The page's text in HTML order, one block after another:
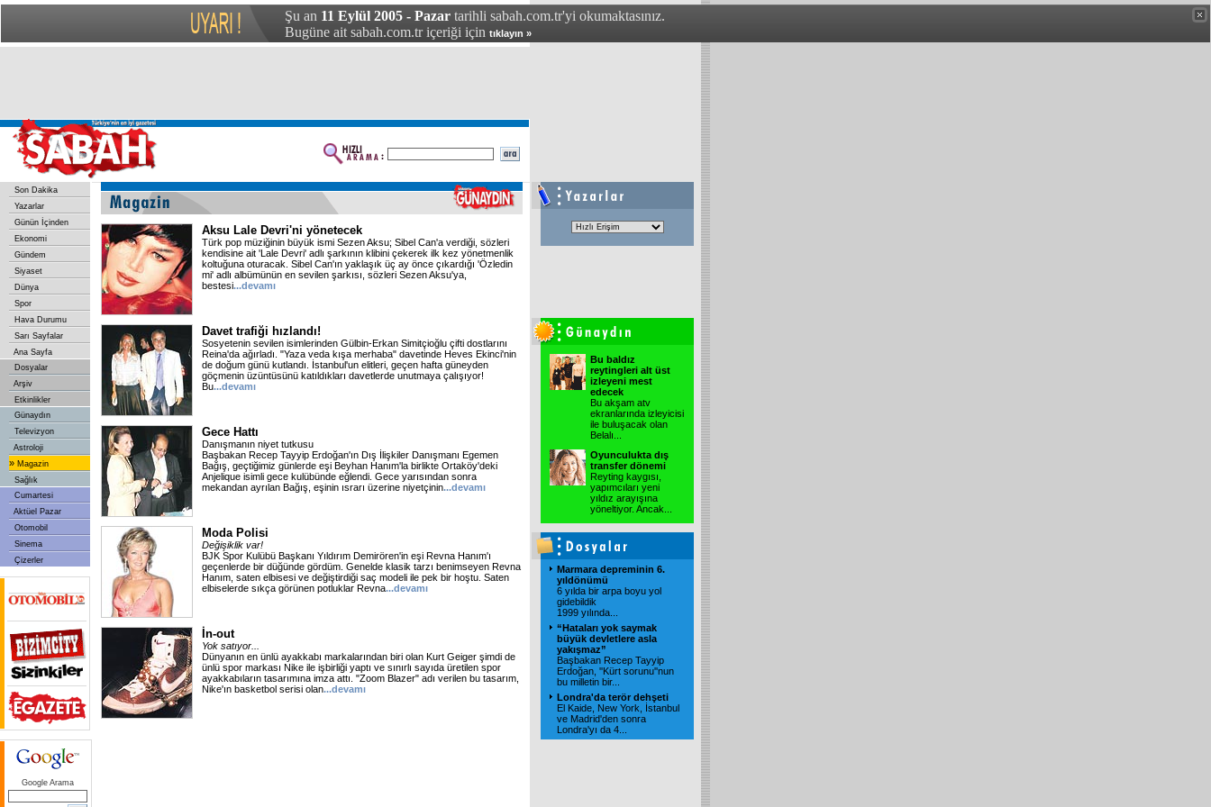
Şu an 11 Eylül 2005 - Pazar tarihli sabah.com.tr'yi okumaktasınız.
Bugüne ait sabah.com.tr içeriği için tıklayın »
Son Dakika
Yazarlar
Günün İçinden
Ekonomi
Gündem
Siyaset
Dünya
Spor
Hava Durumu
Sarı Sayfalar
Ana Sayfa
Dosyalar
Arşiv
Etkinlikler
Günaydın
Televizyon
Astroloji
» Magazin
Sağlık
Cumartesi
Aktüel Pazar
Otomobil
Sinema
Çizerler
Google Arama
Aksu Lale Devri'ni yönetecek
Türk pop müziğinin büyük ismi Sezen Aksu; Sibel Can'a verdiği, sözleri
kendisine ait 'Lale Devri' adlı şarkının klibini çekerek ilk kez yönetmenlik
koltuğuna oturacak. Sibel Can'ın yaklaşık üç ay önce çıkardığı 'Özledin
mi' adlı albümünün en sevilen şarkısı, sözleri Sezen Aksu'ya,
bestesi...devamı
Davet trafiği hızlandı!
Sosyetenin sevilen isimlerinden Gülbin-Erkan Simitçioğlu çifti dostlarını
Reina'da ağırladı. "Yaza veda kışa merhaba" davetinde Heves Ekinci'nin
de doğum günü kutlandı. İstanbul'un elitleri, geçen hafta güneyden
göçmenin üzüntüsünü katıldıkları davetlerde unutmaya çalışıyor!
Bu...devamı
Gece Hattı
Danışmanın niyet tutkusu
Başbakan Recep Tayyip Erdoğan'ın Dış İlişkiler Danışmanı Egemen
Bağış, geçtiğimiz günlerde eşi Beyhan Hanım'la birlikte Ortaköy'deki
Anjelique isimli gece kulübünde eğlendi. Gece yarısından sonra
mekandan ayrılan Bağış, eşinin ısrarı üzerine niyetçinin...devamı
Moda Polisi
Değişiklik var!
BJK Spor Kulübü Başkanı Yıldırım Demirören'in eşi Revna Hanım'ı
geçenlerde bir düğünde gördüm. Genelde klasik tarzı benimseyen Revna
Hanım, saten elbisesi ve değiştirdiği saç modeli ile pek bir hoştu. Saten
elbiselerde sıkça görünen potluklar Revna...devamı
İn-out
Yok satıyor...
Dünyanın en ünlü ayakkabı markalarından biri olan Kurt Geiger şimdi de
ünlü spor markası Nike ile işbirliği yaptı ve sınırlı sayıda üretilen spor
ayakkabıların tasarımına imza attı. "Zoom Blazer" adı verilen bu tasarım,
Nike'ın basketbol serisi olan...devamı
Bu baldız
reytingleri alt üst
izleyeni mest
edecek
Bu akşam atv
ekranlarında izleyicisi
ile buluşacak olan
Belalı
Oyunculukta dış
transfer dönemi
Reyting kaygısı,
yapımcıları yeni
yıldız arayışına
yöneltiyor. Ancak
Marmara depreminin 6.
yıldönümü
6 yılda bir arpa boyu yol
gidebildik
1999 yılında
“Hataları yok saymak
büyük devletlere asla
yakışmaz”
Başbakan Recep Tayyip
Erdoğan, ''Kürt sorunu''nun
bu milletin bir...
Londra'da terör dehşeti
El Kaide, New York, İstanbul
ve Madrid'den sonra
Londra'yı da 4